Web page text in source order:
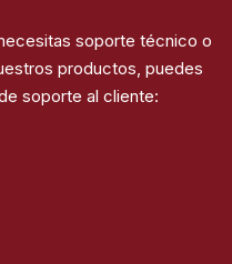
soporte técnico o
productos, puedes
soporte al cliente: